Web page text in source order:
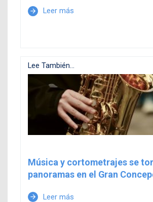
arrow_forward Leer más
Lee También...
Música y cortometrajes se
panoramas en el Gran
arrow_forward Leer más